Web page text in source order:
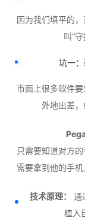
因为我们填平的
叫“
坑一
市面上很多软件
外地出差，
只需要知道对方
需要拿到他的手
技术原理：
通
植入